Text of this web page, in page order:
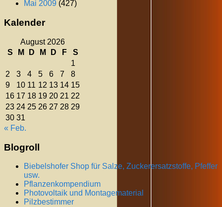
Mai 2009 (427)
Kalender
August 2026
S
M D M D F
S
1
2
3 4 5 6 7
8
9
10 11 12 13 14 15
16 17 18 19 20 21 22
23 24 25 26 27 28 29
30 31
« Feb.
Blogroll
Biebelshofer Shop für Salze, Zuckerersatzstoffe, Pfeffer
usw.
Pflanzenkompendium
Photovoltaik und Montagematerial
Pilzbestimmer